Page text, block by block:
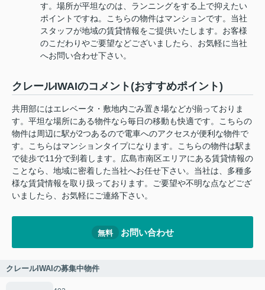
す。場所が平坦なのは、ランニングをする上で抑えたい
ポイントですね。こちらの物件はマンションです。当社
スタッフが地域の賃貸情報をご提供いたします。お客様
のこだわりやご要望などございましたら、お気軽に当社
へお問い合わせ下さい。
クレールIWAIのコメント(おすすめポイント)
共用部にはエレベータ・敷地内ごみ置き場などが揃っておりま
す。平坦な場所にある物件なら毎日の移動も快適です。こちらの
物件は周辺に駅が2つあるので電車へのアクセスが便利な物件で
す。こちらはマンションタイプになります。こちらの物件は駅ま
で徒歩で11分で到着します。広島市南区エリアにある賃貸情報の
ことなら、地域に密着した当社へお任せ下さい。当社は、多種多
様な賃貸情報を取り扱っております。ご要望や不明な点などござ
いましたら、お気軽にご連絡下さい。
無料 お問い合わせ
クレールIWAIの募集中物件